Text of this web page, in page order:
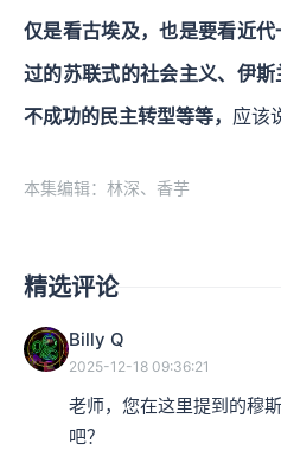
仅是看古埃及，也是要看近
过的苏联式的社会主义、伊
不成功的民主转型等等， 应该
本集编辑：林深、香芋
精选评论
Billy Q
2025-12-18 09:36:21
老师，您在这里提到的穆
吧？